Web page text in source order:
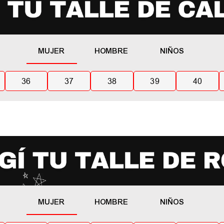
MUJER HOMBRE NIÑOS
36 37 38 39 40
MUJER HOMBRE NIÑOS